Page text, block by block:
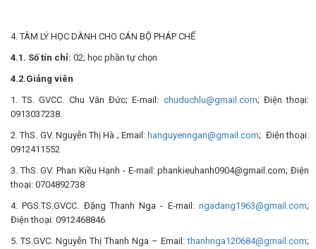
4. TÂM LÝ HỌC DÀNH CHO CÁN BỘ PHÁP CHẾ
4.1. Số tín chỉ: 02; học phần tự chọn
4.2.Giảng viên
1. TS. GVCC. Chu Văn Đức; E-mail: chuduchlu@gmail.com; Điện thoại:
0913037238.
2. ThS. GV. Nguyễn Thị Hà ; Email: hanguyenngan@gmail.com; Điện thoại:
0912411552
3. ThS. GV. Phan Kiều Hạnh - E-mail: phankieuhanh0904@gmail.com; Điện
thoại: 0704892738
4. PGS.TS.GVCC. Đặng Thanh Nga - E-mail: ngadang1963@gmail.com;
Điện thoại: 0912468846
5. TS.GVC. Nguyễn Thị Thanh Nga – Email:thanhnga120684@gmail.com;